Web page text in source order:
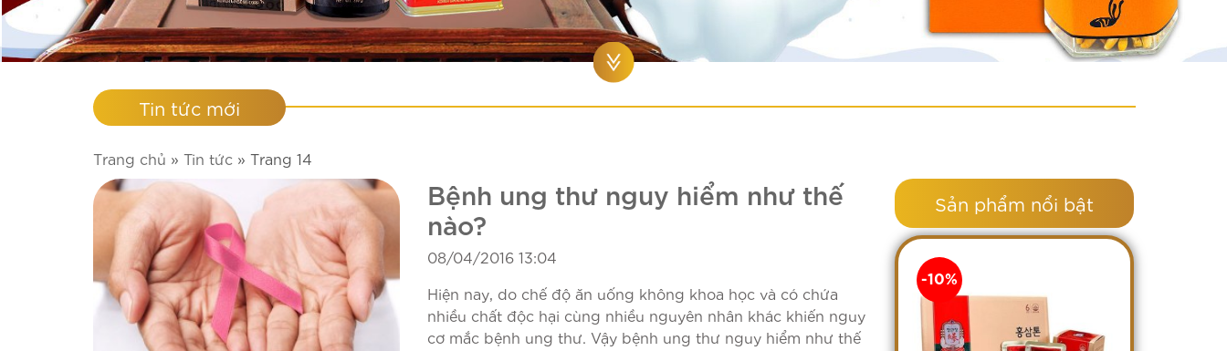
Tin tức mới
Trang chủ » Tin tức » Trang 14
Bệnh ung thư nguy hiểm như thế
nào?
08/04/2016 13:04
Hiện nay, do chế độ ăn uống không khoa học và có chứa
nhiều chất độc hại cùng nhiều nguyên nhân khác khiến nguy
cơ mắc bệnh ung thư. Vậy bệnh ung thư nguy hiểm như thế
Sản phẩm nổi bật
-10%